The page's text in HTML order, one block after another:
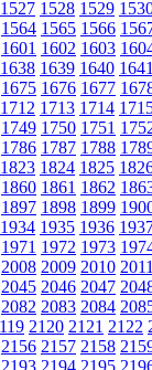
1527 1528 1529
1564 1565 1566
1601 1602 1603
1638 1639 1640 1641
1675 1676 1677
1712 1713 1714
1749 1750 1751
1786 1787 1788
1823 1824 1825
1860 1861 1862
1897 1898 1899
1934 1935 1936
1971 1972 1973
2008 2009 2010 2011
2045 2046 2047
2082 2083 2084
2120 2121 2122
2156 2157 2158
2193 2194 2195